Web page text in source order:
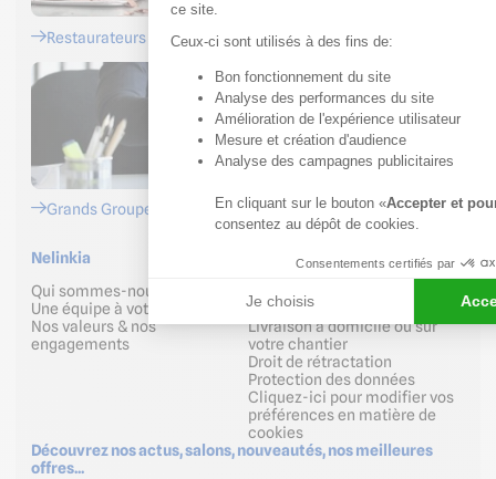
Restaurateurs
Grands Groupes
Nelinkia
Qui sommes-nous
Une équipe à votre écoute
Nos valeurs & nos
engagements
Aide & Services
Conditions générales de vente
Livraison à domicile ou sur
votre chantier
Droit de rétractation
Protection des données
Cliquez-ici pour modifier vos
préférences en matière de
cookies
Découvrez nos actus, salons, nouveautés, nos meilleures
offres...
ce site.
Ceux-ci sont utilisés à des fins de:
Bon fonctionnement du site
Analyse des performances du site
Amélioration de l'expérience utilisateur
Mesure et création d'audience
Analyse des campagnes publicitaires
En cliquant sur le bouton «Accepter et
consentez au dépôt de cookies.
Consentements certifiés par
Je choisis
Axeptio consent